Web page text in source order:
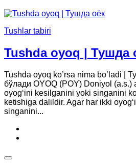
Tushlar tabiri
Tushda oyoq | Тушда
Tushda oyoq ko’rsa nima bo’ladi |
бўлади OYOQ (POY) Doniyol (a.s.)
oyog‘ini kesilganini yoki singanini
ketishiga dalildir. Agar har ikki
singanini...